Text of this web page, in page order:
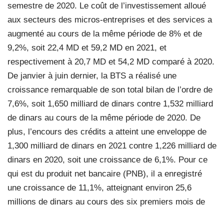
semestre de 2020. Le coût de l’investissement alloué
aux secteurs des micros-entreprises et des services a
augmenté au cours de la même période de 8% et de
9,2%, soit 22,4 MD et 59,2 MD en 2021, et
respectivement à 20,7 MD et 54,2 MD comparé à 2020.
De janvier à juin dernier, la BTS a réalisé une
croissance remarquable de son total bilan de l’ordre de
7,6%, soit 1,650 milliard de dinars contre 1,532 milliard
de dinars au cours de la même période de 2020. De
plus, l’encours des crédits a atteint une enveloppe de
1,300 milliard de dinars en 2021 contre 1,226 milliard de
dinars en 2020, soit une croissance de 6,1%. Pour ce
qui est du produit net bancaire (PNB), il a enregistré
une croissance de 11,1%, atteignant environ 25,6
millions de dinars au cours des six premiers mois de